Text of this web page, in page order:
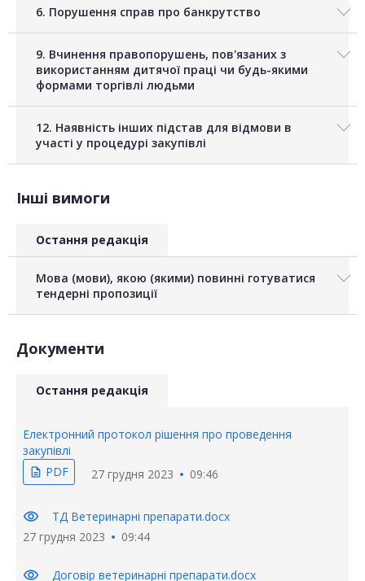
6. Порушення справ про банкрутство
9. Вчинення правопорушень, пов'язаних з
використанням дитячої праці чи будь-якими
формами торгівлі людьми
12. Наявність інших підстав для відмови в
участі у процедурі закупівлі
Інші вимоги
Остання редакція
Мова (мови), якою (якими) повинні готуватися
тендерні пропозиції
Документи
Остання редакція
Електронний протокол рішення про проведення
закупівлі
description PDF 27 грудня 2023 09:46
visibility
ТД Ветеринарні препарати.docx
27 грудня 2023
09:44
visibility
Договір ветеринарні препарати.docx